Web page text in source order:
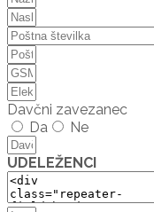
Davčni zavezanec
Da
Ne
UDELEŽENCI